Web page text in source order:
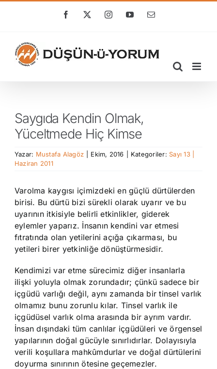
Facebook
X InstagramYouTube
E-
Saygıda Kendin Olmak,
Yüceltmede Hiç Kimse
Yazar: Mustafa Alagöz Ekim, 2016 Kategoriler: Sayı 13 |
Haziran 2011
Varolma kaygısı içimizdeki en güçlü dürtülerden
birisi. Bu dürtü bizi sürekli olarak uyarır ve bu
uyarının itkisiyle belirli etkinlikler, giderek
eylemler yaparız. İnsanın kendini var etmesi
fıtratında olan yetilerini açığa çıkarması, bu
yetileri birer yetkinliğe dönüştürmesidir.
Kendimizi var etme sürecimiz diğer insanlarla
ilişki yoluyla olmak zorundadır; çünkü sadece bir
içgüdü varlığı değil, aynı zamanda bir tinsel varlık
olmamız bunu zorunlu kılar. Tinsel varlık ile
içgüdüsel varlık olma arasında bir ayrım vardır.
İnsan dışındaki tüm canlılar içgüdüleri ve örgensel
yapılarının doğal gücüyle sınırlıdırlar. Dolayısıyla
verili koşullara mahkûmdurlar ve doğal dürtülerini
doyurma sınırının ötesine geçemezler.